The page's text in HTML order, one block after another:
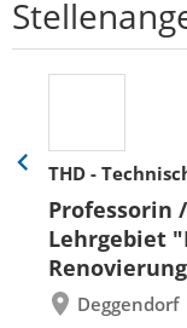
THD -
Professorin
Lehrgebiet
Deggendorf
Eine
zurück